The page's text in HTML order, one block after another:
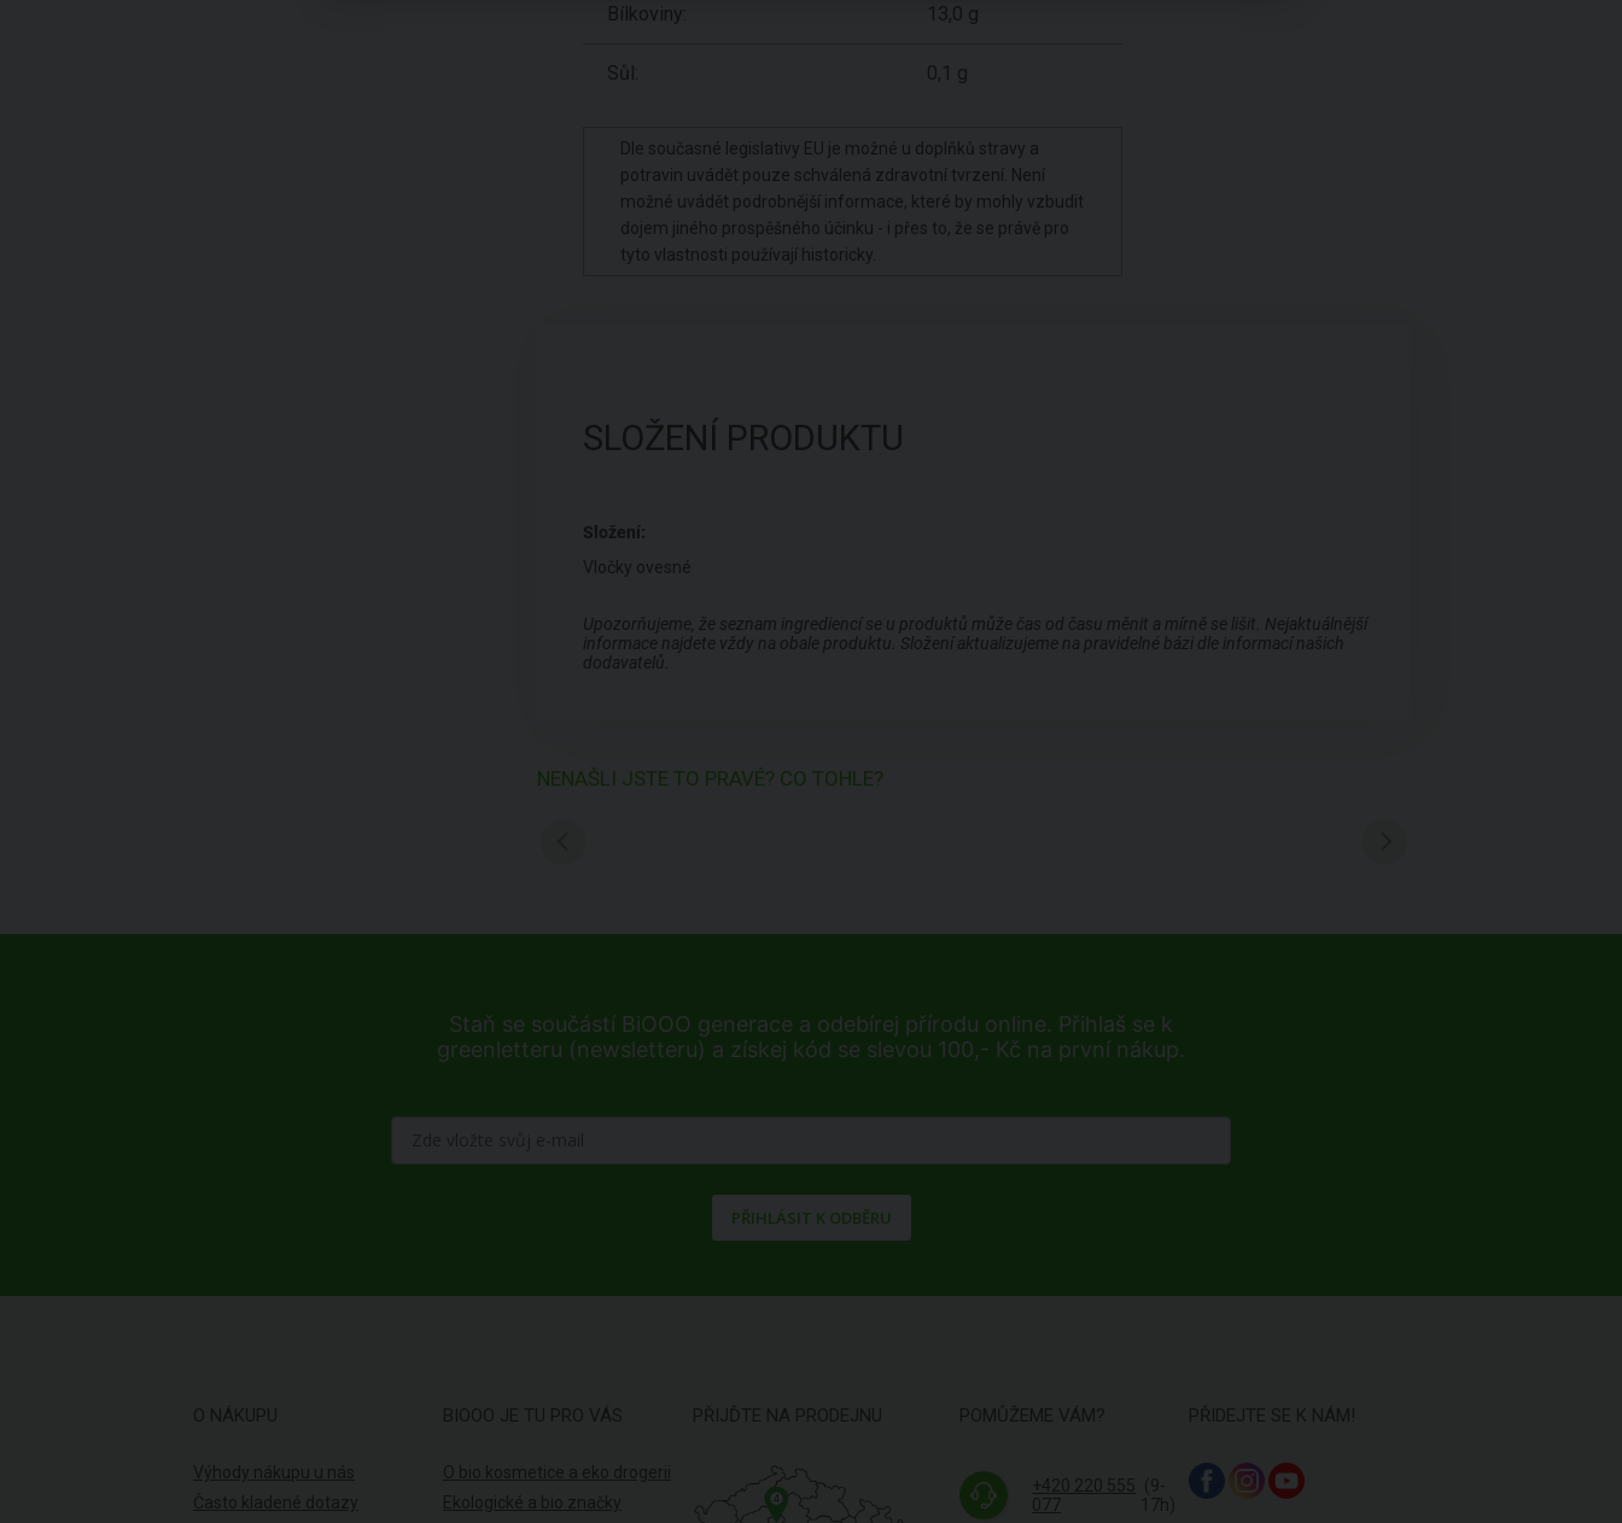
Bílkoviny: 13,0 g
Sůl: 0,1 g
Dle současné legislativy EU je možné u doplňků stravy a
potravin uvádět pouze schválená zdravotní tvrzení. Není
možné uvádět podrobnější informace, které by mohly vzbudit
dojem jiného prospěšného účinku - i přes to, že se právě pro
tyto vlastnosti používají historicky.
SLOŽENÍ PRODUKTU
Složení:
Vločky ovesné
Upozorňujeme, že seznam ingrediencí se u produktů může čas od času měnit a mírně se lišit. Nejaktuálnější
informace najdete vždy na obale produktu. Složení aktualizujeme na pravidelné bázi dle informací našich
dodavatelů.
NENAŠLI JSTE TO PRAVÉ? CO TOHLE?
Staň se součástí BiOOO generace a odebírej přírodu online. Přihlaš se k
greenletteru (newsletteru) a získej kód se slevou 100,- Kč na první nákup.
PŘIHLÁSIT K ODBĚRU
O NÁKUPU
Výhody nákupu u nás
Často kladené dotazy
BIOOO JE TU PRO VÁS
O bio kosmetice a eko drogerii
Ekologické a bio značky
PŘIJĎTE NA PRODEJNU
4
POMŮŽEME VÁM?
+420 220 555
077
(9-
17h)
PŘIDEJTE SE K NÁM!